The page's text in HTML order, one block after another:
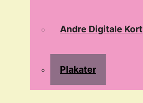
Andre Digitale Kort
Plakater